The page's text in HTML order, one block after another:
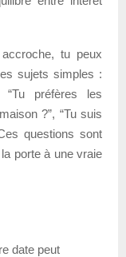
tu peux
sujets simples :
préfères les
?”, “Tu suis
questions sont
porte à une vraie
date peut